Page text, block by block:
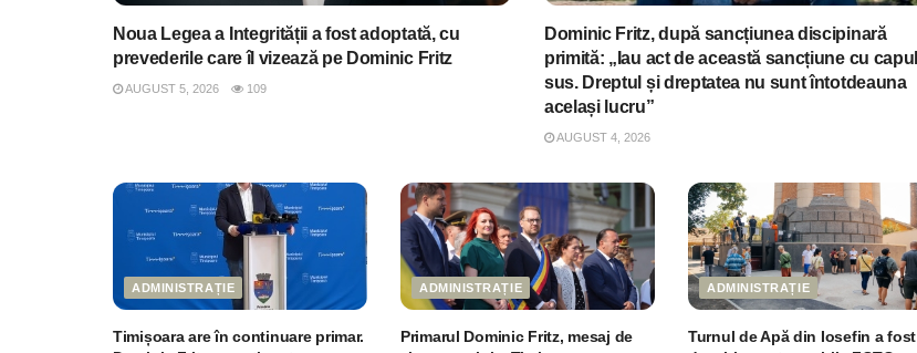
Noua Legea a Integrității a fost adoptată, cu
prevederile care îl vizează pe Dominic Fritz
AUGUST 5, 2026 109
Dominic Fritz, după sancțiunea discipinară
primită: „Iau act de această sancțiune cu capul
sus. Dreptul și dreptatea nu sunt întotdeauna
același lucru”
AUGUST 4, 2026
ADMINISTRAȚIE
Timișoara are în continuare primar.
ADMINISTRAȚIE
Primarul Dominic Fritz, mesaj de
ADMINISTRAȚIE
Turnul de Apă din Iosefin a fost